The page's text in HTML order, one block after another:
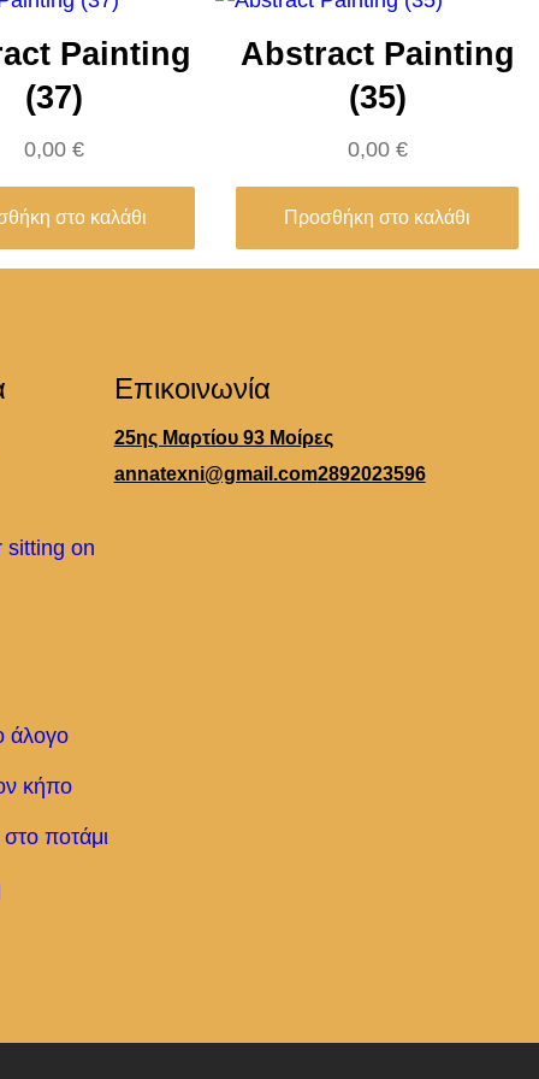
Painting
(37)
0,00 €
στο καλάθι
Abstract Painting
(35)
0,00 €
Προσθήκη στο καλάθι
Επικοινωνία
25ης Μαρτίου 93 Μοίρες
annatexni@gmail.com2892023596